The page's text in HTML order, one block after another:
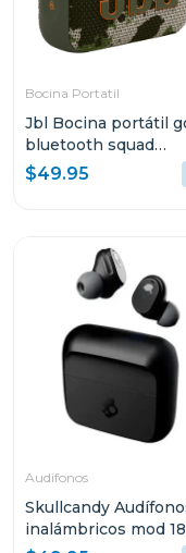
Bocina Portatil
Jbl Bocina portátil
bluetooth squad
resistente al agua y
polvo go4
$49.95
Audifonos
Skullcandy
inalámbricos mod